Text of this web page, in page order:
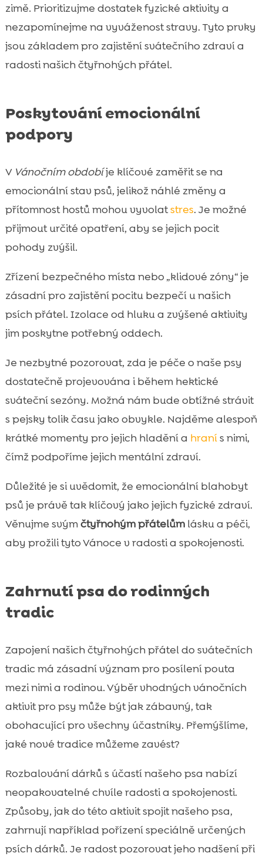
zimě. Prioritizujme dostatek fyzické aktivity a
nezapomínejme na vyváženost stravy. Tyto prvky
jsou základem pro zajistění svátečního zdraví a
radosti našich čtyřnohých přátel.
Poskytování emocionální
podpory
V Vánočním obdobíje klíčové zaměřit se na
emocionální stav psů, jelikož náhlé změny a
přítomnost hostů mohou vyvolatstres. Je možné
přijmout určité opatření, aby se jejich pocit
pohody zvýšil.
Zřízení bezpečného místa nebo „klidové zóny“ je
zásadní pro zajistění pocitu bezpečí u našich
psích přátel. Izolace od hluku a zvýšené aktivity
jim poskytne potřebný oddech.
Je nezbytné pozorovat, zda je péče o naše psy
dostatečně projevována i během hektické
sváteční sezóny. Možná nám bude obtížné strávit
s pejsky tolik času jako obvykle. Najděme alespoň
krátké momenty pro jejich hladění a hranís nimi,
čímž podpoříme jejich mentální zdraví.
Důležité je si uvědomit, že emocionální blahobyt
psů je právě tak klíčový jako jejich fyzické zdraví.
Věnujme svýmčtyřnohým přátelůmlásku a péči,
aby prožili tyto Vánoce v radosti a spokojenosti.
Zahrnutí psa do rodinných
tradic
Zapojení našich čtyřnohých přátel do svátečních
tradic má zásadní význam pro posílení pouta
mezi nimi a rodinou. Výběr vhodných vánočních
aktivit pro psy může být jak zábavný, tak
obohacující pro všechny účastníky. Přemýšlíme,
jaké nové tradice můžeme zavést?
Rozbalování dárků s účastí našeho psa nabízí
neopakovatelné chvíle radosti a spokojenosti.
Způsoby, jak do této aktivit spojit našeho psa,
zahrnují například pořízení speciálně určených
psích dárků. Je radost pozorovat jeho nadšení při